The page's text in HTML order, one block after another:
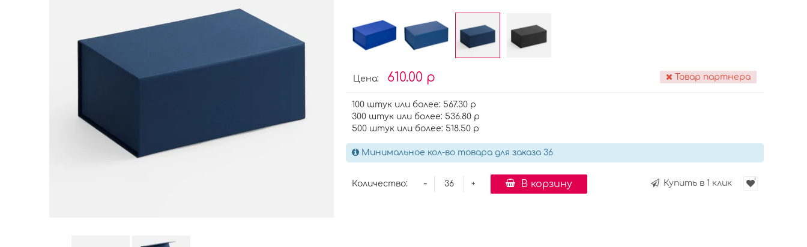
Цена: 610.00 р Товар партнера
100 штук или более: 567.30 р
300 штук или более: 536.80 р
500 штук или более: 518.50 р
Минимальное кол-во товара для заказа 36
Количество: +
- В корзину Купить в 1 клик